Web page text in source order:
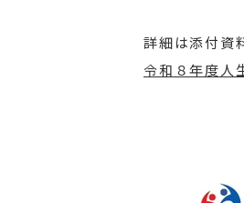
詳細は添付資
令和８年度人